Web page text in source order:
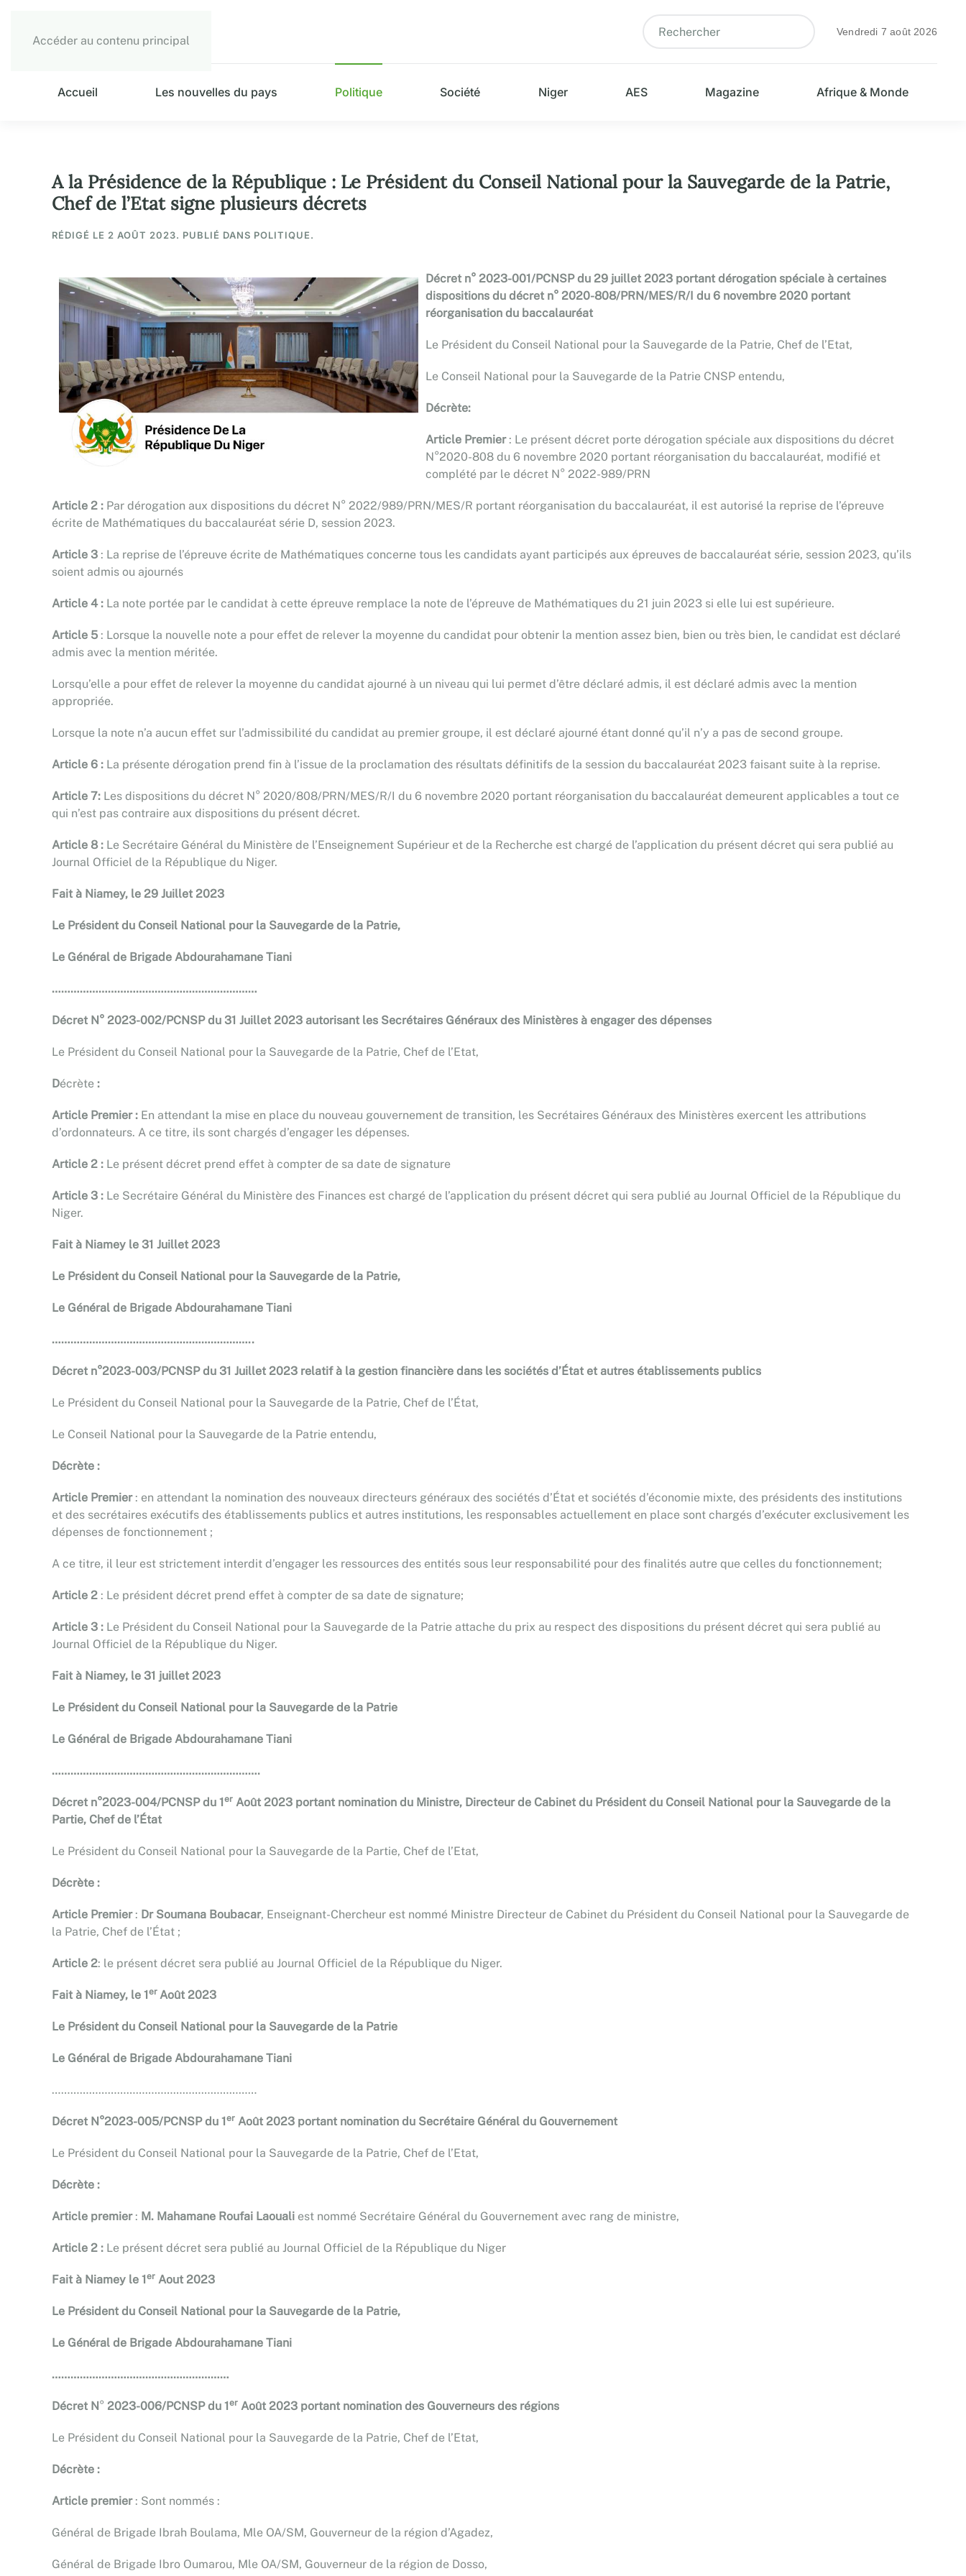
Accéder au contenu principal
Vendredi 7 août 2026
Accueil Les nouvelles du pays Politique Société Niger AES Magazine Afrique & Monde
A la Présidence de la République : Le Président du Conseil National pour la Sauvegarde de la Patrie,
Chef de l’Etat signe plusieurs décrets
RÉDIGÉ LE 2 AOÛT 2023. PUBLIÉ DANS POLITIQUE.
Décret n° 2023-001/PCNSP du 29 juillet 2023 portant dérogation spéciale à certaines
dispositions du décret n° 2020-808/PRN/MES/R/I du 6 novembre 2020 portant
réorganisation du baccalauréat
Le Président du Conseil National pour la Sauvegarde de la Patrie, Chef de l’Etat,
Le Conseil National pour la Sauvegarde de la Patrie CNSP entendu,
Décrète:
Article Premier : Le présent décret porte dérogation spéciale aux dispositions du décret
N°2020-808 du 6 novembre 2020 portant réorganisation du baccalauréat, modifié et
complété par le décret N° 2022-989/PRN
Article 2 : Par dérogation aux dispositions du décret N° 2022/989/PRN/MES/R portant réorganisation du baccalauréat, il est autorisé la reprise de l’épreuve
écrite de Mathématiques du baccalauréat série D, session 2023.
Article 3 : La reprise de l’épreuve écrite de Mathématiques concerne tous les candidats ayant participés aux épreuves de baccalauréat série, session 2023, qu’ils
soient admis ou ajournés
Article 4 : La note portée par le candidat à cette épreuve remplace la note de l’épreuve de Mathématiques du 21 juin 2023 si elle lui est supérieure.
Article 5 : Lorsque la nouvelle note a pour effet de relever la moyenne du candidat pour obtenir la mention assez bien, bien ou très bien, le candidat est déclaré
admis avec la mention méritée.
Lorsqu’elle a pour effet de relever la moyenne du candidat ajourné à un niveau qui lui permet d’être déclaré admis, il est déclaré admis avec la mention
appropriée.
Lorsque la note n’a aucun effet sur l’admissibilité du candidat au premier groupe, il est déclaré ajourné étant donné qu’il n’y a pas de second groupe.
Article 6 : La présente dérogation prend fin à l’issue de la proclamation des résultats définitifs de la session du baccalauréat 2023 faisant suite à la reprise.
Article 7: Les dispositions du décret N° 2020/808/PRN/MES/R/I du 6 novembre 2020 portant réorganisation du baccalauréat demeurent applicables a tout ce
qui n’est pas contraire aux dispositions du présent décret.
Article 8 : Le Secrétaire Général du Ministère de l’Enseignement Supérieur et de la Recherche est chargé de l’application du présent décret qui sera publié au
Journal Officiel de la République du Niger.
Fait à Niamey, le 29 Juillet 2023
Le Président du Conseil National pour la Sauvegarde de la Patrie,
Le Général de Brigade Abdourahamane Tiani
…………………………………………………………
Décret N° 2023-002/PCNSP du 31 Juillet 2023 autorisant les Secrétaires Généraux des Ministères à engager des dépenses
Le Président du Conseil National pour la Sauvegarde de la Patrie, Chef de l’Etat,
Décrète :
Article Premier : En attendant la mise en place du nouveau gouvernement de transition, les Secrétaires Généraux des Ministères exercent les attributions
d’ordonnateurs. A ce titre, ils sont chargés d’engager les dépenses.
Article 2 : Le présent décret prend effet à compter de sa date de signature
Article 3 : Le Secrétaire Général du Ministère des Finances est chargé de l’application du présent décret qui sera publié au Journal Officiel de la République du
Niger.
Fait à Niamey le 31 Juillet 2023
Le Président du Conseil National pour la Sauvegarde de la Patrie,
Le Général de Brigade Abdourahamane Tiani
………………………………………………………..
Décret n°2023-003/PCNSP du 31 Juillet 2023 relatif à la gestion financière dans les sociétés d’État et autres établissements publics
Le Président du Conseil National pour la Sauvegarde de la Patrie, Chef de l’État,
Le Conseil National pour la Sauvegarde de la Patrie entendu,
Décrète :
Article Premier: en attendant la nomination des nouveaux directeurs généraux des sociétés d’État et sociétés d’économie mixte, des présidents des institutions
et des secrétaires exécutifs des établissements publics et autres institutions, les responsables actuellement en place sont chargés d’exécuter exclusivement les
dépenses de fonctionnement ;
A ce titre, il leur est strictement interdit d’engager les ressources des entités sous leur responsabilité pour des finalités autre que celles du fonctionnement;
Article 2 : Le président décret prend effet à compter de sa date de signature;
Article 3 : Le Président du Conseil National pour la Sauvegarde de la Patrie attache du prix au respect des dispositions du présent décret qui sera publié au
Journal Officiel de la République du Niger.
Fait à Niamey, le 31 juillet 2023
Le Président du Conseil National pour la Sauvegarde de la Patrie
Le Général de Brigade Abdourahamane Tiani
………………………………………………………….
Décret n°2023-004/PCNSP du 1er Août 2023 portant nomination du Ministre, Directeur de Cabinet du Président du Conseil National pour la Sauvegarde de la
Partie, Chef de l’État
Le Président du Conseil National pour la Sauvegarde de la Partie, Chef de l’Etat,
Décrète :
Article Premier: Dr Soumana Boubacar, Enseignant-Chercheur est nommé Ministre Directeur de Cabinet du Président du Conseil National pour la Sauvegarde de
la Patrie, Chef de l’État ;
Article 2: le présent décret sera publié au Journal Officiel de la République du Niger.
Fait à Niamey, le 1er Août 2023
Le Président du Conseil National pour la Sauvegarde de la Patrie
Le Général de Brigade Abdourahamane Tiani
…………………………………………………………
Décret N°2023-005/PCNSP du 1er Août 2023 portant nomination du Secrétaire Général du Gouvernement
Le Président du Conseil National pour la Sauvegarde de la Patrie, Chef de l’Etat,
Décrète :
Article premier: M. Mahamane Roufai Laouali est nommé Secrétaire Général du Gouvernement avec rang de ministre,
Article 2 : Le présent décret sera publié au Journal Officiel de la République du Niger
Fait à Niamey le 1er Aout 2023
Le Président du Conseil National pour la Sauvegarde de la Patrie,
Le Général de Brigade Abdourahamane Tiani
…………………………………………………
Décret N° 2023-006/PCNSP du 1er Août 2023 portant nomination des Gouverneurs des régions
Le Président du Conseil National pour la Sauvegarde de la Patrie, Chef de l’Etat,
Décrète :
Article premier: Sont nommés :
Général de Brigade Ibrah Boulama, Mle OA/SM, Gouverneur de la région d’Agadez,
Général de Brigade Ibro Oumarou, Mle OA/SM, Gouverneur de la région de Dosso,